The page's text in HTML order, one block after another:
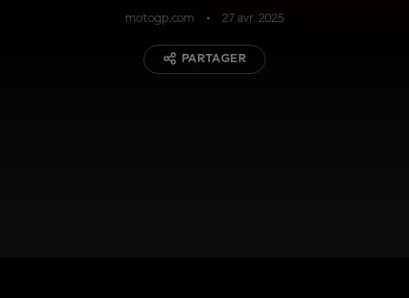
motogp.com 27 avr. 2025
PARTAGER